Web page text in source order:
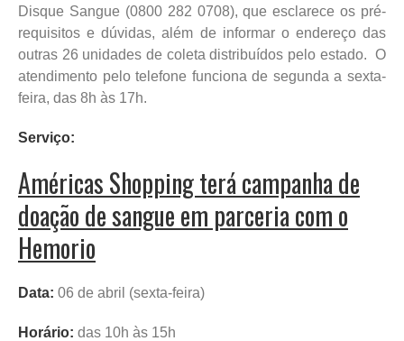
Disque Sangue (0800 282 0708), que esclarece os pré-
requisitos e dúvidas, além de informar o endereço das
outras 26 unidades de coleta distribuídos pelo estado. O
atendimento pelo telefone funciona de segunda a sexta-
feira, das 8h às 17h.
Serviço:
Américas Shopping terá campanha de
doação de sangue em parceria com o
Hemorio
Data: 06 de abril (sexta-feira)
Horário: das 10h às 15h